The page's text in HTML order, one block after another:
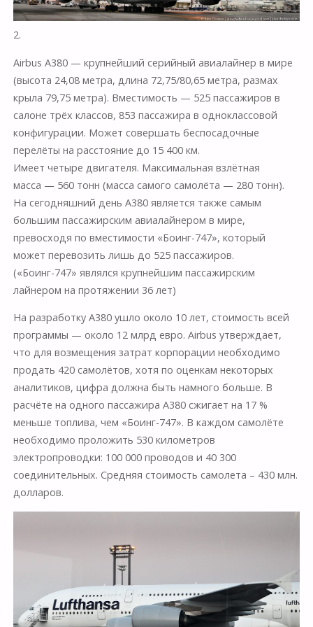
2.
Airbus А380 — крупнейший серийный авиалайнер в мире
(высота 24,08 метра, длина 72,75/80,65 метра, размах
крыла 79,75 метра). Вместимость — 525 пассажиров в
салоне трёх классов, 853 пассажира в одноклассовой
конфигурации. Может совершать беспосадочные
перелёты на расстояние до 15 400 км.
Имеет четыре двигателя. Максимальная взлётная
масса — 560 тонн (масса самого самолёта — 280 тонн).
На сегодняшний день A380 является также самым
большим пассажирским авиалайнером в мире,
превосходя по вместимости «Боинг-747», который
может перевозить лишь до 525 пассажиров.
(«Боинг-747» являлся крупнейшим пассажирским
лайнером на протяжении 36 лет)
На разработку А380 ушло около 10 лет, стоимость всей
программы — около 12 млрд евро. Airbus утверждает,
что для возмещения затрат корпорации необходимо
продать 420 самолётов, хотя по оценкам некоторых
аналитиков, цифра должна быть намного больше. В
расчёте на одного пассажира A380 сжигает на 17 %
меньше топлива, чем «Боинг-747». В каждом самолёте
необходимо проложить 530 километров
электропроводки: 100 000 проводов и 40 300
соединительных. Средняя стоимость самолета – 430 млн.
долларов.